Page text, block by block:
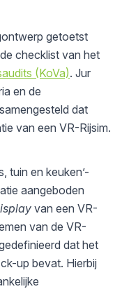
getoetst
checklist van het
(KoVa). Jur
en de
dat
van een VR-Rijsim.
tuin en keuken’-
aangeboden
van een VR-
van de VR-
dat het
up bevat. Hierbij